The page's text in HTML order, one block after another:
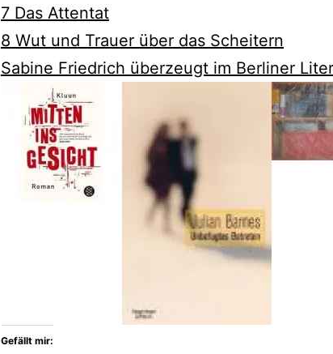
7 Das Attentat
8 Wut und Trauer über das Scheitern
Sabine Friedrich überzeugt im Berliner
Gefällt mir: